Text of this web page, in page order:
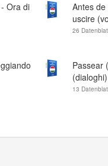
Ora di
Antes
uscire
26
Passear
(dialoghi)
13